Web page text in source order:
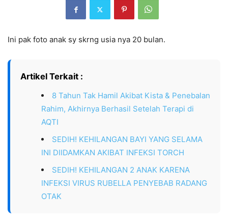
Ini pak foto anak sy skrng usia nya 20 bulan.
Artikel Terkait :
8 Tahun Tak Hamil Akibat Kista & Penebalan
Rahim, Akhirnya Berhasil Setelah Terapi di
AQTI
SEDIH! KEHILANGAN BAYI YANG SELAMA
INI DIIDAMKAN AKIBAT INFEKSI TORCH
SEDIH! KEHILANGAN 2 ANAK KARENA
INFEKSI VIRUS RUBELLA PENYEBAB RADANG
OTAK